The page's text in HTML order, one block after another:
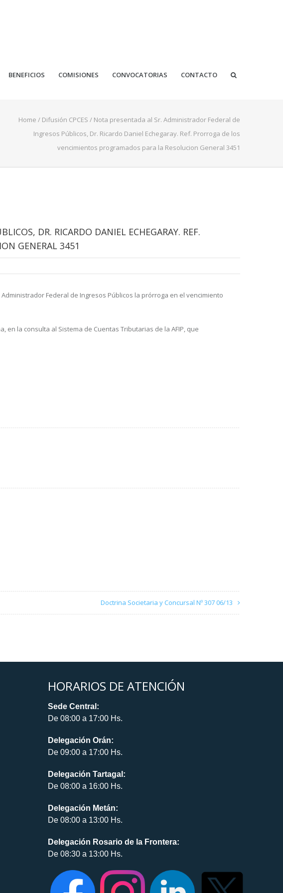
BENEFICIOS COMISIONES CONVOCATORIAS CONTACTO
Home / Difusión CPCES / Nota presentada al Sr. Administrador Federal de
Ingresos Públicos, Dr. Ricardo Daniel Echegaray. Ref. Prorroga de los
vencimientos programados para la Resolucion General 3451
DR. RICARDO DANIEL ECHEGARAY. REF.
GENERAL 3451
Federal de Ingresos Públicos la prórroga en el vencimiento
la consulta al Sistema de Cuentas Tributarias de la AFIP, que
Doctrina Societaria y Concursal Nº 307 06/13
HORARIOS DE ATENCIÓN
Sede Central:
De 08:00 a 17:00 Hs.
Delegación Orán:
De 09:00 a 17:00 Hs.
Delegación Tartagal:
De 08:00 a 16:00 Hs.
Delegación Metán:
De 08:00 a 13:00 Hs.
Delegación Rosario de la Frontera:
De 08:30 a 13:00 Hs.